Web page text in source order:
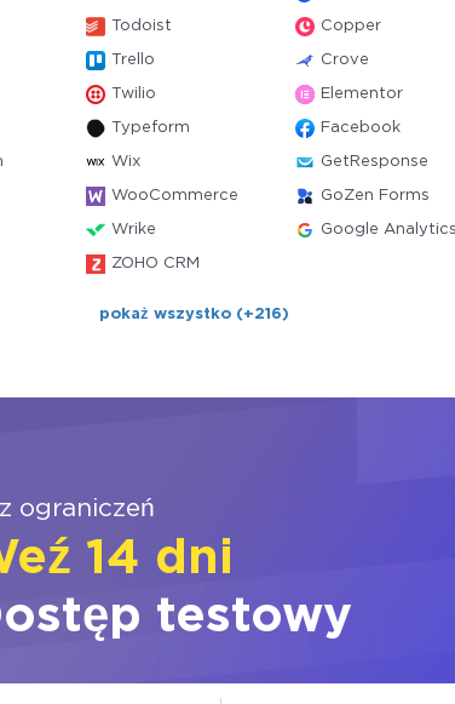
Todoist Copper
Trello Crove
Twilio Elementor
Typeform Facebook
Wix GetResponse
WooCommerce GoZen Forms
Wrike Google Analytics
ZOHO CRM
pokaż wszystko (+216)
ograniczeń
14 dni
testowy